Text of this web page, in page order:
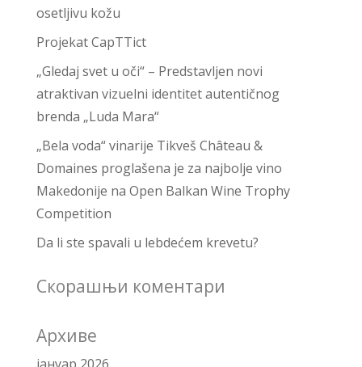
osetljivu kožu
Projekat CapTTict
„Gledaj svet u oči“ – Predstavljen novi
atraktivan vizuelni identitet autentičnog
brenda „Luda Mara“
„Bela voda“ vinarije Tikveš Château &
Domaines proglašena je za najbolje vino
Makedonije na Open Balkan Wine Trophy
Competition
Da li ste spavali u lebdećem krevetu?
Скорашњи коментари
Архиве